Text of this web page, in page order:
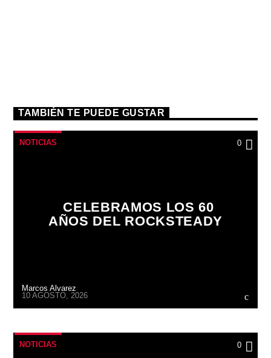
TAMBIÉN TE PUEDE GUSTAR
NOTICIAS 0
CELEBRAMOS LOS 60
AÑOS DEL ROCKSTEADY
Marcos Alvarez
10 AGOSTO, 2026
NOTICIAS 0